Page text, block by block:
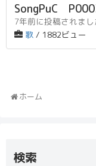
SongPuC
7年前に投稿されまし
歌 / 1882ビュー
ホーム
検索